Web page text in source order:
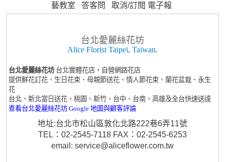
藝教室
答客問 取消/訂閱 電子報
台北愛麗絲花坊
Alice Florist Taipei, Taiwan.
台北愛麗絲花坊 台北實體花店，自營網路花店
提供鮮花訂花、生日花束、母親節送花、情人節花束、蘭花盆栽、永生
花
台北、新北當日送花，桃園、新竹、台中、台南、高雄及全台快速送達
查看台北愛麗絲花坊 Google 地圖與顧客評論
地址:台北市松山區敦化北路222巷6弄11號
TEL：02-2545-7118 FAX：02-2545-6253
email: service@aliceflower.com.tw